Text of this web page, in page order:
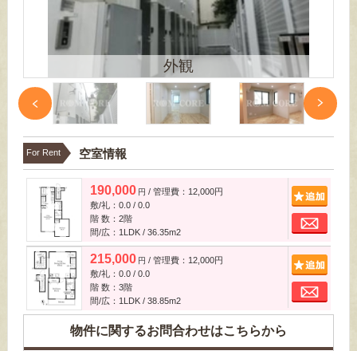
外観
For Rent 空室情報
190,000 円 / 管理費：12,000円
敷/礼：0.0 / 0.0
階 数：2階
間/広：1LDK / 36.35m2
215,000 円 / 管理費：12,000円
敷/礼：0.0 / 0.0
階 数：3階
間/広：1LDK / 38.85m2
物件に関するお問合わせはこちらから